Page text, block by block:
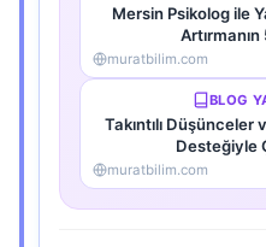
Mersin Psikolog ile
Artırmanın
muratbilim.com
BLOG
Takıntılı Düşünceler
Desteğiyle
muratbilim.com